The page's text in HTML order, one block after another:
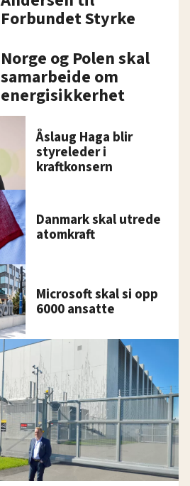
Forbundet Styrke
Norge og Polen skal
samarbeide om
energisikkerhet
Åslaug Haga blir
styreleder i
kraftkonsern
Danmark skal utrede
atomkraft
Microsoft skal si opp
6000 ansatte